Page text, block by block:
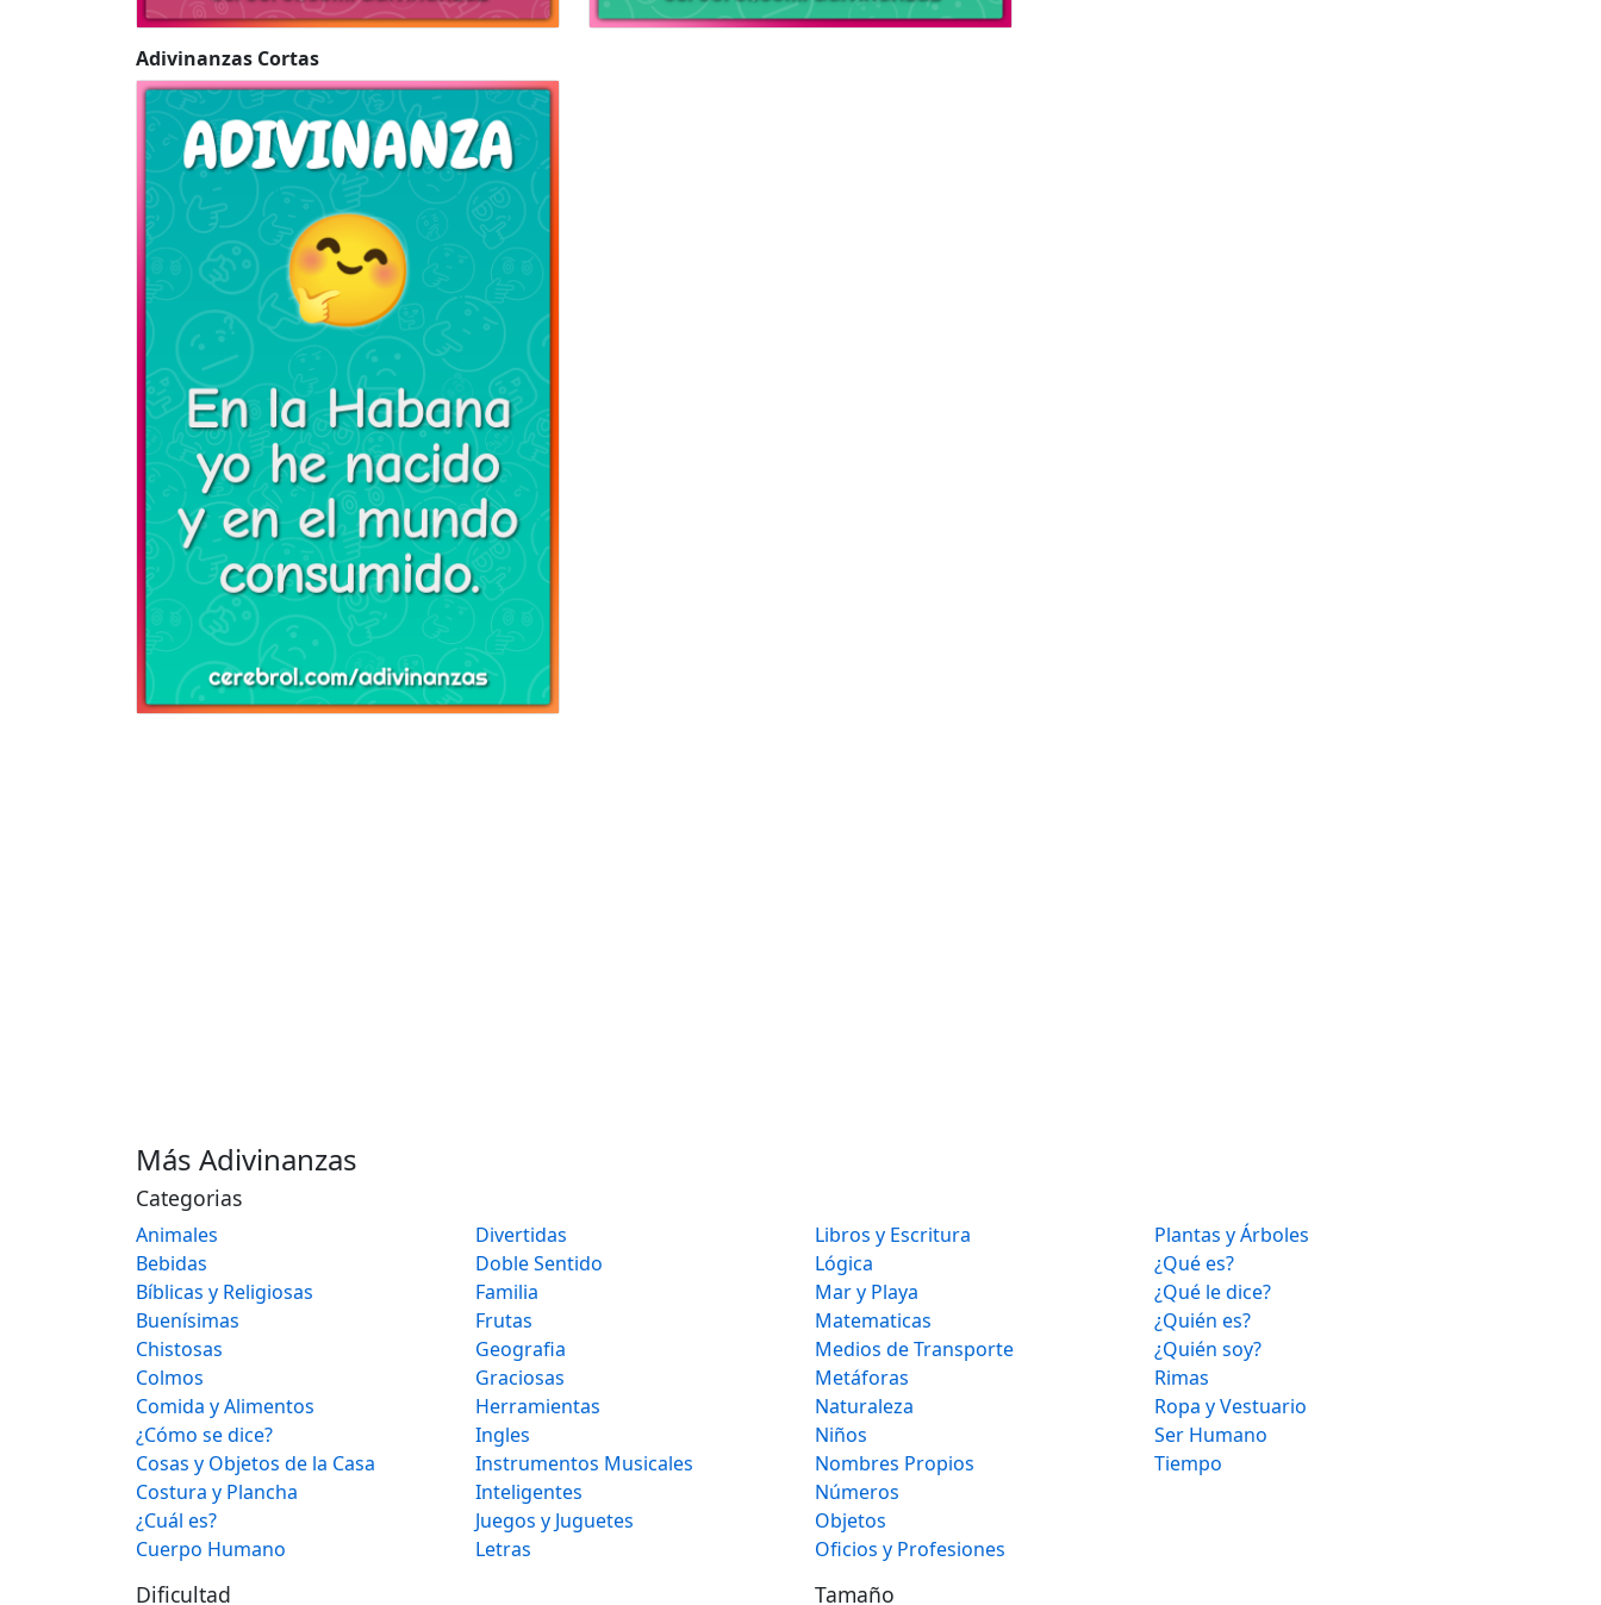
Adivinanzas Cortas
Más Adivinanzas
Categorias
Animales
Bebidas
Bíblicas y Religiosas
Buenísimas
Chistosas
Colmos
Comida y Alimentos
¿Cómo se dice?
Cosas y Objetos de la Casa
Costura y Plancha
¿Cuál es?
Cuerpo Humano
Divertidas
Doble Sentido
Familia
Frutas
Geografia
Graciosas
Herramientas
Ingles
Instrumentos Musicales
Inteligentes
Juegos y Juguetes
Letras
Libros y Escritura
Lógica
Mar y Playa
Matematicas
Medios de Transporte
Metáforas
Naturaleza
Niños
Nombres Propios
Números
Objetos
Oficios y Profesiones
Plantas y Árboles
¿Qué es?
¿Qué le dice?
¿Quién es?
¿Quién soy?
Rimas
Ropa y Vestuario
Ser Humano
Tiempo
Dificultad Tamaño